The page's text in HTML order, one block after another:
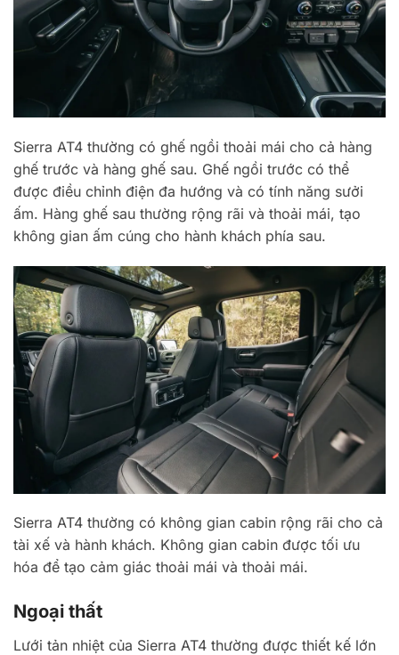
Sierra AT4 thường có ghế ngồi thoải mái cho cả hàng
ghế trước và hàng ghế sau. Ghế ngồi trước có thể
được điều chỉnh điện đa hướng và có tính năng sưởi
ấm. Hàng ghế sau thường rộng rãi và thoải mái, tạo
không gian ấm cúng cho hành khách phía sau.
Sierra AT4 thường có không gian cabin rộng rãi cho cả
tài xế và hành khách. Không gian cabin được tối ưu
hóa để tạo cảm giác thoải mái và thoải mái.
Ngoại thất
Lưới tản nhiệt của Sierra AT4 thường được thiết kế lớn